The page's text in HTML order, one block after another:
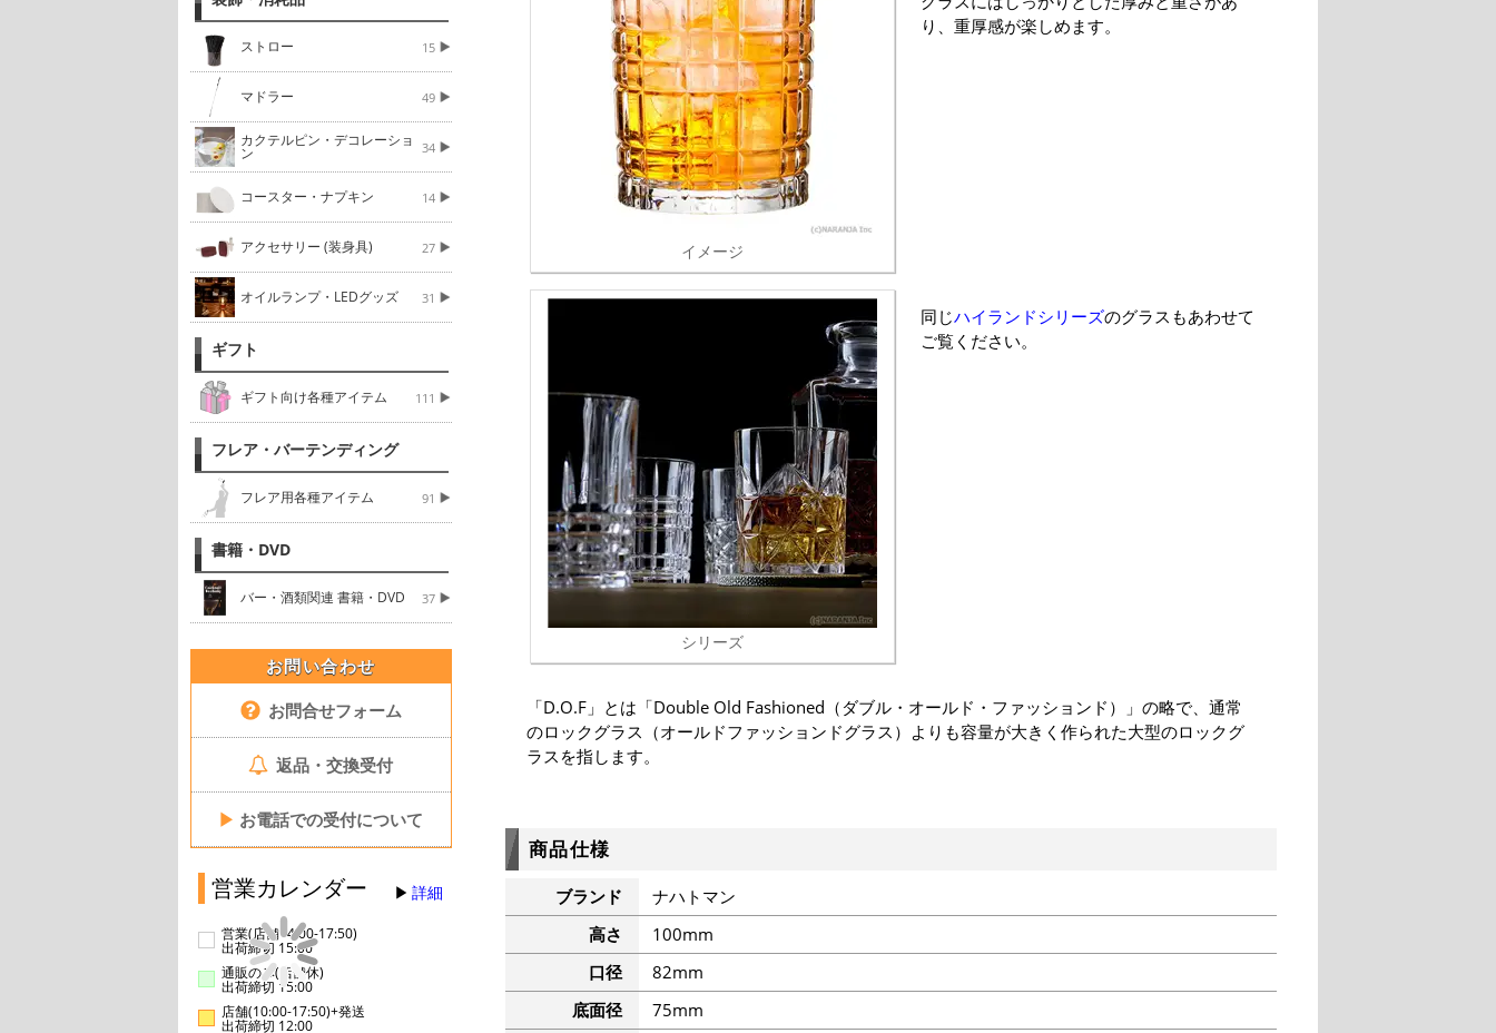
ストロー 15
マドラー 49
カクテルピン・デコレーショ
ン 34
コースター・ナプキン 14
アクセサリー (装身具) 27
オイルランプ・LEDグッズ 31
ギフト
ギフト向け各種アイテム 111
フレア・バーテンディング
フレア用各種アイテム 91
書籍・DVD
バー・酒類関連 書籍・DVD 37
お問い合わせ
お問合せフォーム
返品・交換受付
▶ お電話での受付について
営業カレンダー 詳細
営業(店舗14:00-17:50)
出荷締切 15:00
通販のみ(店舗休)
出荷締切 15:00
店舗(10:00-17:50)+発送
出荷締切 12:00
イメージ
り、重厚感が楽しめます。
シリーズ
同じハイランドシリーズのグラスもあわせて
ご覧ください。
「D.O.F」とは「Double Old Fashioned（ダブル・オールド・ファッションド）」の略で、通常
のロックグラス（オールドファッションドグラス）よりも容量が大きく作られた大型のロックグ
ラスを指します。
商品仕様
ブランド
ナハトマン
高さ
100mm
口径
82mm
底面径
75mm